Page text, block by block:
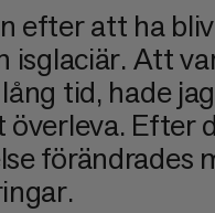
efter att ha
isglaciär. Att
tid, hade
överleva. Efter
förändrades